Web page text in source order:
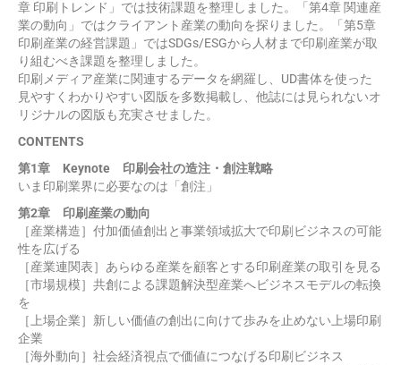
章 印刷トレンド」では技術課題を整理しました。「第4章 関連産
業の動向」ではクライアント産業の動向を探りました。「第5章
印刷産業の経営課題」ではSDGs/ESGから人材まで印刷産業が取
り組むべき課題を整理しました。
印刷メディア産業に関連するデータを網羅し、UD書体を使った
見やすくわかりやすい図版を多数掲載し、他誌には見られないオ
リジナルの図版も充実させました。
CONTENTS
第1章 Keynote 印刷会社の造注・創注戦略
いま印刷業界に必要なのは「創注」
第2章 印刷産業の動向
［産業構造］付加価値創出と事業領域拡大で印刷ビジネスの可能
性を広げる
［産業連関表］あらゆる産業を顧客とする印刷産業の取引を見る
［市場規模］共創による課題解決型産業へビジネスモデルの転換
を
［上場企業］新しい価値の創出に向けて歩みを止めない上場印刷
企業
［海外動向］社会経済視点で価値につなげる印刷ビジネス